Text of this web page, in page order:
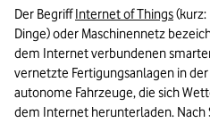
Der Begriff Internet of Things (kurz:
Dinge) oder Maschinennetz
dem Internet verbundenen
vernetzte Fertigungsanlagen in
autonome Fahrzeuge, die sich
dem Internet herunterladen. Nach